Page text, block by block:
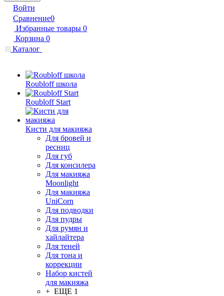
Войти
Сравнение0
Избранные товары 0
Корзина 0
Каталог
Roubloff школа
Roubloff Start
Кисти для макияжа
Для бровей и
ресниц
Для губ
Для консилера
Для макияжа
Moonlight
Для макияжа
UniCorn
Для подводки
Для пудры
Для румян и
хайлайтера
Для теней
Для тона и
коррекции
Набор кистей
для макияжа
+ ЕЩЕ 1